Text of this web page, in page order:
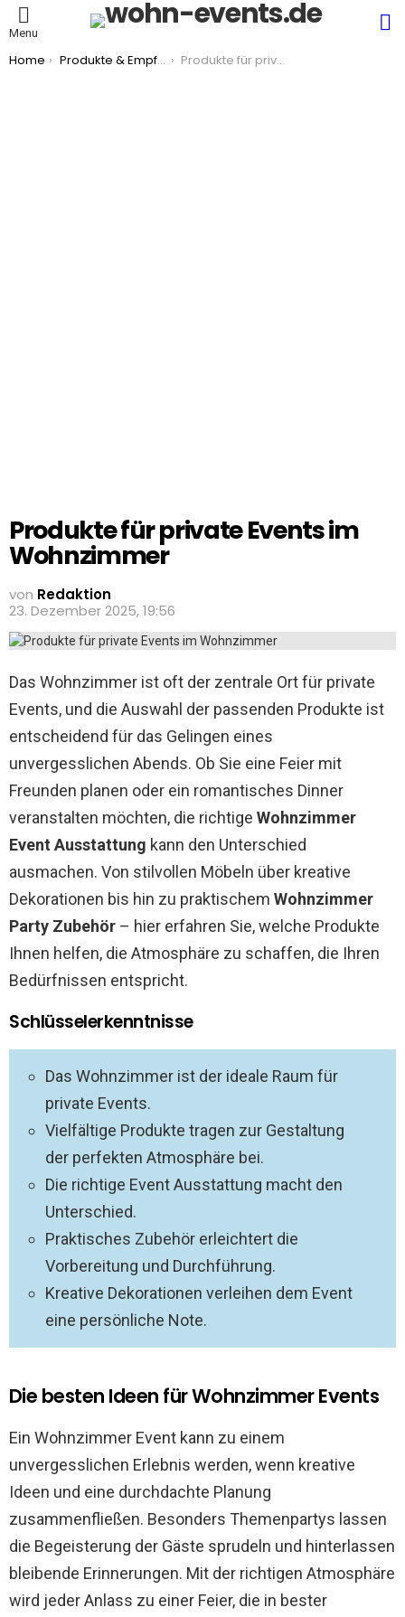
Menu
You are here:
Home Produkte & Empfehlungen Produkte für private Events im Wohnzimmer
Produkte für private Events im
Wohnzimmer
von Redaktion
23. Dezember 2025, 19:56
Das Wohnzimmer ist oft der zentrale Ort für private
Events, und die Auswahl der passenden Produkte ist
entscheidend für das Gelingen eines
unvergesslichen Abends. Ob Sie eine Feier mit
Freunden planen oder ein romantisches Dinner
veranstalten möchten, die richtige Wohnzimmer
Event Ausstattung kann den Unterschied
ausmachen. Von stilvollen Möbeln über kreative
Dekorationen bis hin zu praktischem Wohnzimmer
Party Zubehör – hier erfahren Sie, welche Produkte
Ihnen helfen, die Atmosphäre zu schaffen, die Ihren
Bedürfnissen entspricht.
Schlüsselerkenntnisse
Das Wohnzimmer ist der ideale Raum für
private Events.
Vielfältige Produkte tragen zur Gestaltung
der perfekten Atmosphäre bei.
Die richtige Event Ausstattung macht den
Unterschied.
Praktisches Zubehör erleichtert die
Vorbereitung und Durchführung.
Kreative Dekorationen verleihen dem Event
eine persönliche Note.
Die besten Ideen für Wohnzimmer Events
Ein Wohnzimmer Event kann zu einem
unvergesslichen Erlebnis werden, wenn kreative
Ideen und eine durchdachte Planung
zusammenfließen. Besonders Themenpartys lassen
die Begeisterung der Gäste sprudeln und hinterlassen
bleibende Erinnerungen. Mit der richtigen Atmosphäre
wird jeder Anlass zu einer Feier, die in bester